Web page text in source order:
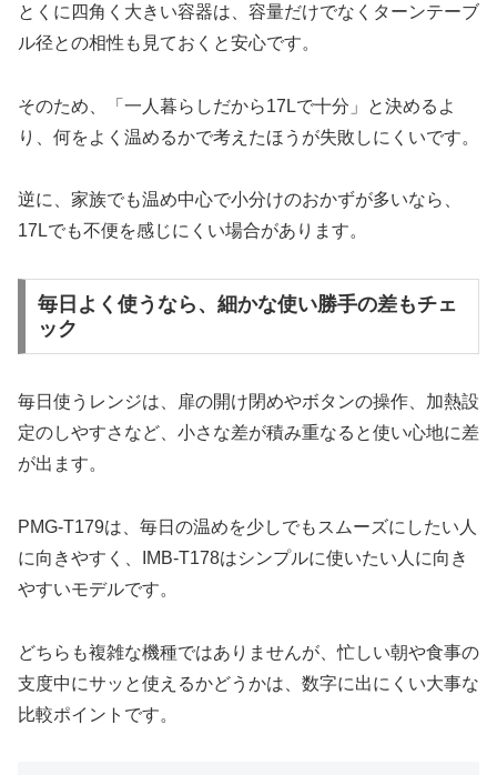
とくに四角く大きい容器は、容量だけでなくターンテーブ
ル径との相性も見ておくと安心です。
そのため、「一人暮らしだから17Lで十分」と決めるよ
り、何をよく温めるかで考えたほうが失敗しにくいです。
逆に、家族でも温め中心で小分けのおかずが多いなら、
17Lでも不便を感じにくい場合があります。
毎日よく使うなら、細かな使い勝手の差もチェ
ック
毎日使うレンジは、扉の開け閉めやボタンの操作、加熱設
定のしやすさなど、小さな差が積み重なると使い心地に差
が出ます。
PMG-T179は、毎日の温めを少しでもスムーズにしたい人
に向きやすく、IMB-T178はシンプルに使いたい人に向き
やすいモデルです。
どちらも複雑な機種ではありませんが、忙しい朝や食事の
支度中にサッと使えるかどうかは、数字に出にくい大事な
比較ポイントです。